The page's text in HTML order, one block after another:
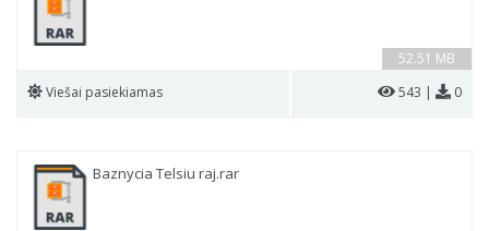
52.51 MB
Viešai pasiekiamas 543 | 0
Baznycia Telsiu raj.rar